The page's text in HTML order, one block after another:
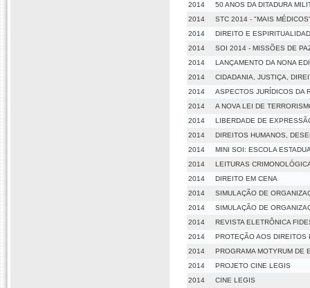
2014
50 ANOS DA DITADURA
2014
STC 2014 - "MAIS
2014
DIREITO E
2014
SOI 2014 - MISSÕES DE
2014
LANÇAMENTO DA NONA
2014
CIDADANIA, JUSTIÇA,
2014
ASPECTOS JURÍDICOS DA
2014
A NOVA LEI DE
2014
LIBERDADE DE
2014
DIREITOS HUMANOS,
2014
MINI SOI: ESCOLA
2014
LEITURAS
2014
DIREITO EM CENA
2014
SIMULAÇÃO DE
2014
SIMULAÇÃO DE
2014
REVISTA ELETRÔNICA
2014
PROTEÇÃO AOS DIREITOS
2014
PROGRAMA MOTYRUM DE
2014
PROJETO CINE LEGIS
2014
CINE LEGIS